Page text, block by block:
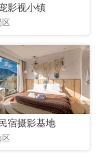
影视小镇
区
宿摄影基地
区